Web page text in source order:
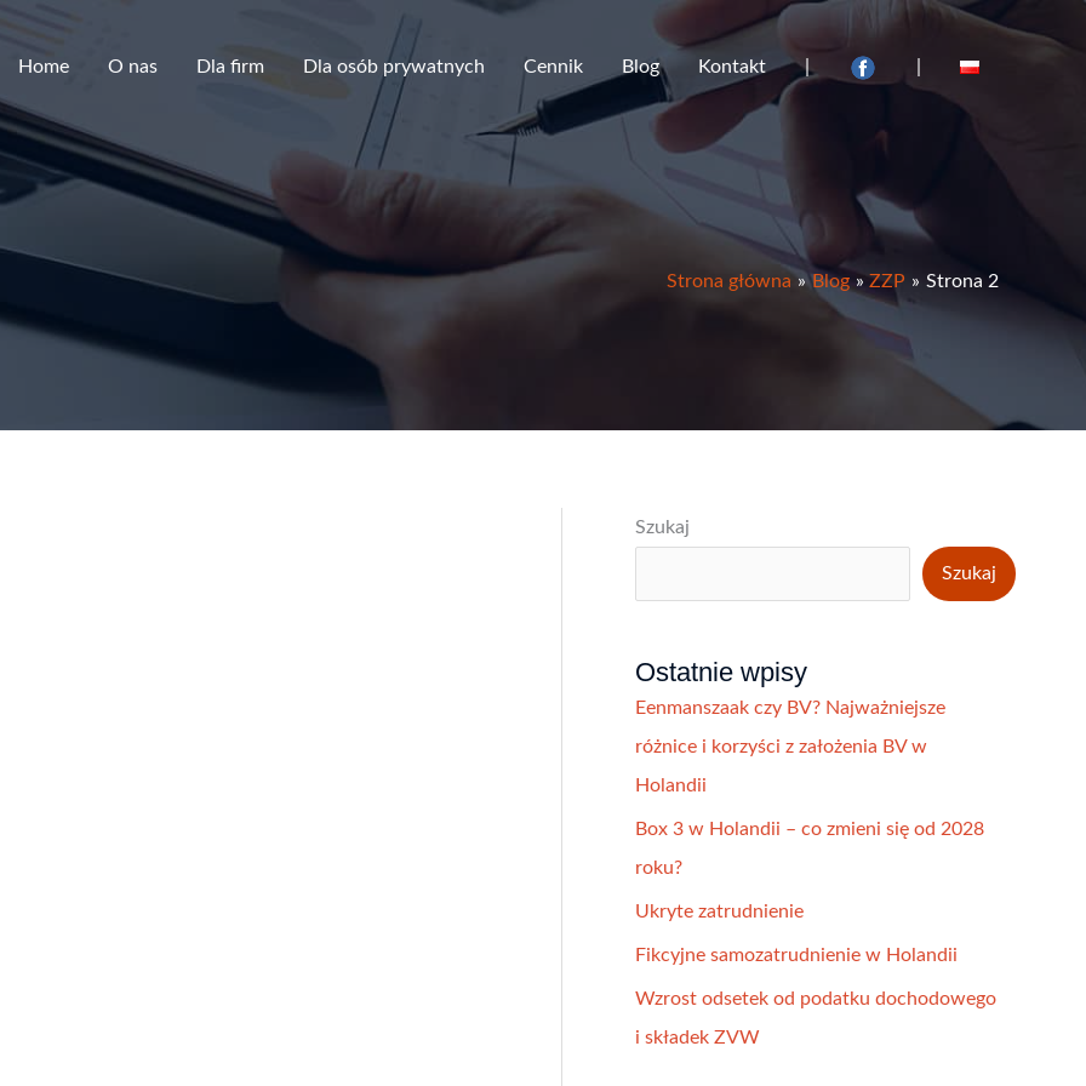
Home O nas Dla firm Dla osób prywatnych Cennik Blog Kontakt |
Strona główna Blog ZZP Strona 2
Szukaj
Szukaj
Ostatnie wpisy
Eenmanszaak czy BV? Najważniejsze
różnice i korzyści z założenia BV w
Holandii
Box 3 w Holandii – co zmieni się od 2028
roku?
Ukryte zatrudnienie
Fikcyjne samozatrudnienie w Holandii
Wzrost odsetek od podatku dochodowego
i składek ZVW